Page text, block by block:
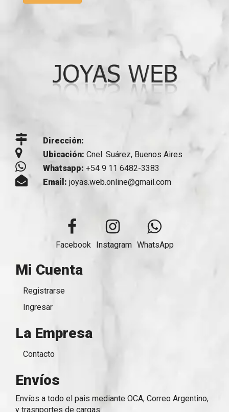
Dirección:
Ubicación: Cnel. Suárez, Buenos Aires
Whatsapp: +54 9 11 6482-3383
Email: joyas.web.online@gmail.com
Facebook Instagram WhatsApp
Mi Cuenta
Registrarse
Ingresar
La Empresa
Contacto
Envíos
Envíos a todo el pais mediante OCA, Correo Argentino,
y trasnportes de cargas